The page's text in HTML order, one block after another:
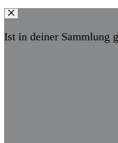
Ist in deiner Sammlung